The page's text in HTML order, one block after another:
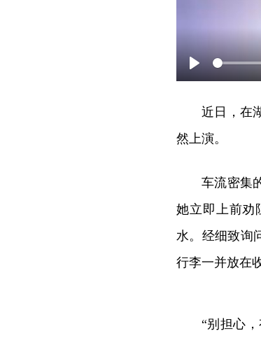
Play
近日，在
然上演。
车流密集
她立即上前劝
水。经细致询
行李一并放在
“别担心